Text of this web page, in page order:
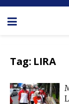
Tag: LIRA